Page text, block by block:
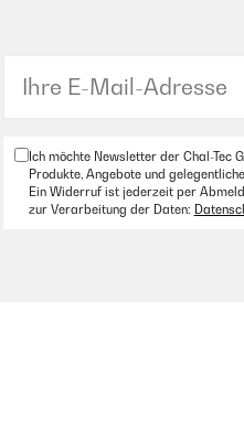
Ich möchte Newsletter der Chal-Tec
Produkte, Angebote und
Ein Widerruf ist jederzeit per
zur Verarbeitung der Daten: